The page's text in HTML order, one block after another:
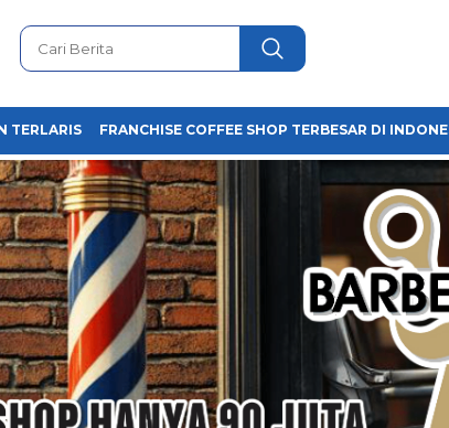
TERLARIS FRANCHISE COFFEE SHOP TERBESAR DI